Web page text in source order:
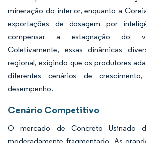
mineração do interior, enquanto a
exportações de dosagem por
compensar a estagnação do
Coletivamente, essas dinâmicas
regional, exigindo que os produtores
diferentes cenários de
desempenho.
Cenário Competitivo
O mercado de Concreto Usinado
moderadamente fragmentado. As